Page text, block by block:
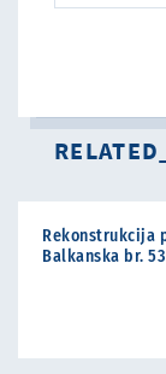
Rekonstrukcija
Balkanska br. 53